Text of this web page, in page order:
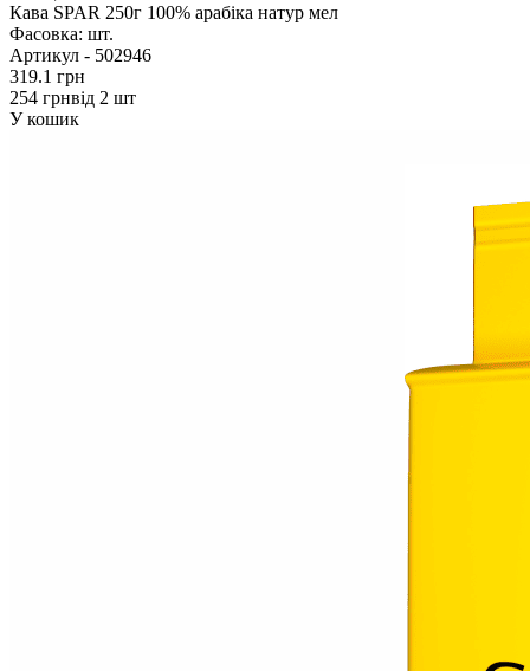
Кава SPAR 250г 100% арабіка натур мел
Фасовка: шт.
Артикул - 502946
319.1 грн
254 грнвід 2 шт
У кошик